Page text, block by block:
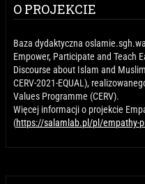
O PROJEKCIE
Baza dydaktyczna
Empower, Participate and Teach
Discourse about Islam and
CERV-2021-EQUAL),
Values Programme (CERV).
Więcej informacji o projekcie
(https://salamlab.pl/pl/empathy-